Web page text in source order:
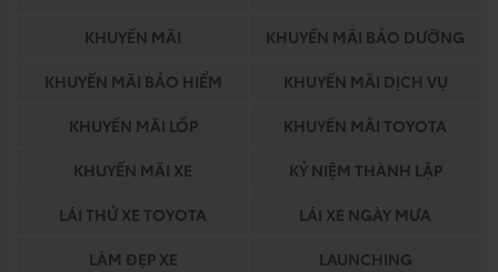
KHUYẾN MÃI
KHUYẾN MÃI BẢO DƯỠNG
KHUYẾN MÃI BẢO HIỂM
KHUYẾN MÃI DỊCH VỤ
KHUYẾN MÃI LỐP
KHUYẾN MÃI TOYOTA
KHUYẾN MÃI XE
KỶ NIỆM THÀNH LẬP
LÁI THỬ XE TOYOTA
LÁI XE NGÀY MƯA
LÀM ĐẸP XE
LAUNCHING